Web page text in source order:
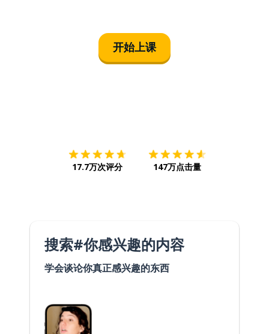
开始上课
17.7万次评分 147万点击量
搜索#你感兴趣的内容
学会谈论你真正感兴趣的东西